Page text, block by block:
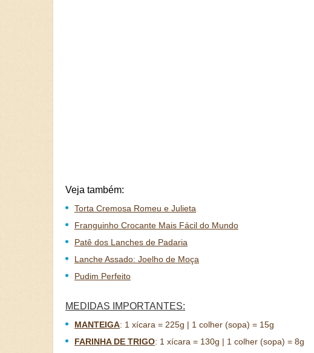
Veja também:
Torta Cremosa Romeu e Julieta
Franguinho Crocante Mais Fácil do Mundo
Patê dos Lanches de Padaria
Lanche Assado: Joelho de Moça
Pudim Perfeito
MEDIDAS IMPORTANTES:
MANTEIGA: 1 xícara = 225g | 1 colher (sopa) = 15g
FARINHA DE TRIGO: 1 xícara = 130g | 1 colher (sopa) = 8g